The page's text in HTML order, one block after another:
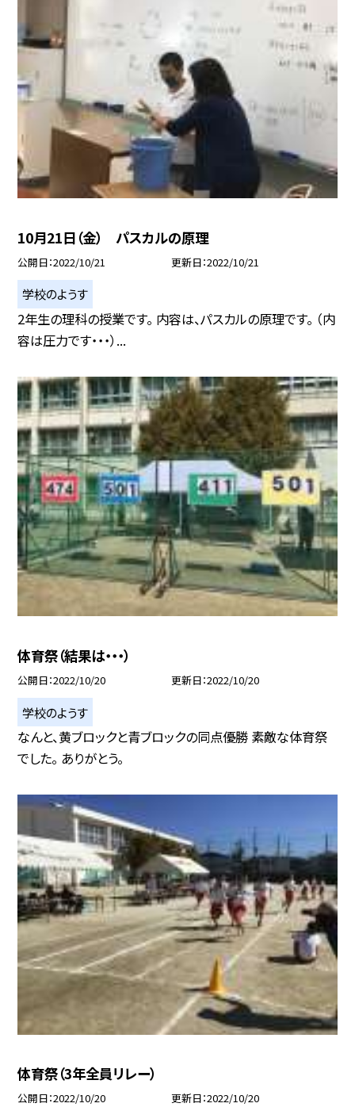
10月21日（金） パスカルの原理
公開日 2022/10/21 更新日 2022/10/21
学校のようす
2年生の理科の授業です。 内容は、パスカルの原理です。 （内
容は圧力です・・・）...
体育祭（結果は・・・）
公開日 2022/10/20 更新日 2022/10/20
学校のようす
なんと、黄ブロックと青ブロックの同点優勝 素敵な体育祭
でした。 ありがとう。
体育祭（3年全員リレー）
公開日 2022/10/20 更新日 2022/10/20